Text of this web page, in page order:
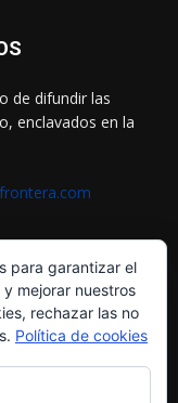
de difundir las
enclavados en la
para garantizar el
mejorar nuestros
rechazar las no
Política de cookies